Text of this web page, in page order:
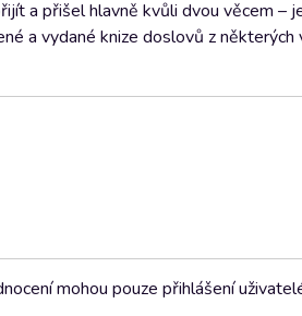
a přišel hlavně kvůli dvou věcem –
a vydané knize doslovů z některých
mohou pouze přihlášení